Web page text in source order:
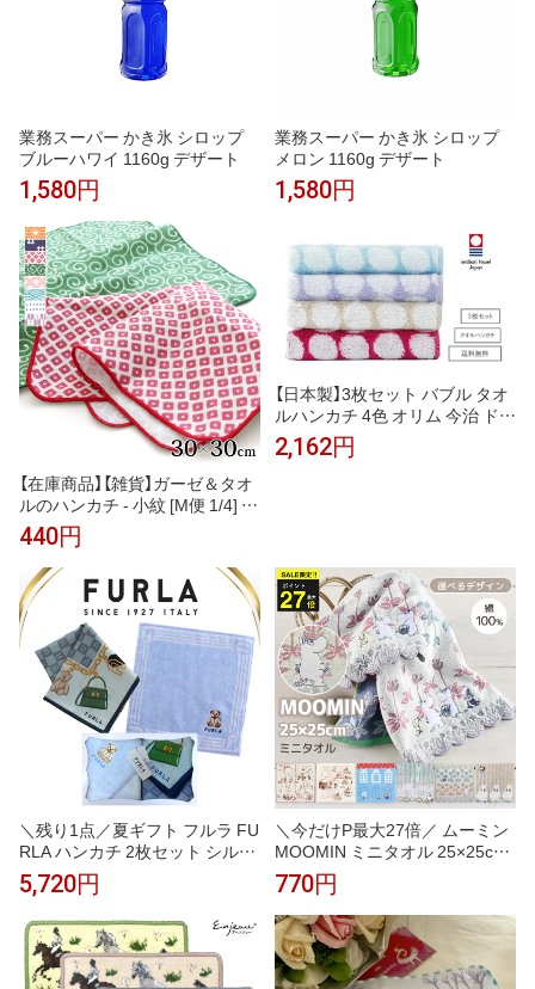
業務スーパー かき氷 シロップ
ブルーハワイ 1160g デザート
1,580円
業務スーパー かき氷 シロップ
メロン 1160g デザート
1,580円
【在庫商品】【雑貨】ガーゼ＆タオ
ルのハンカチ - 小紋 [M便 1/4] ハ
ンカチ はんかち かわいい レデ
ィース プレゼント ガーゼ パイ
ル 柔らか やわらか 使いやすい
吸水
440円
【日本製】3枚セット バブル タオ
ルハンカチ 4色 オリム 今治 ドッ
ト柄 水玉 ジャガード織り タオ
ル たおる ハンカチ はんかち コ
ギフト
2,162円
＼残り1点／夏ギフト フルラ FU
RLA ハンカチ 2枚セット シルク
混ハンカチ ブルー 58cm 大判 タ
オルハンカチ ブルー 23cm 高級
海外 イタリア レディース ブラ
ンド ギフト プレゼント 女性 人
気 おしゃれ フェミニン スタイ
リッシュ ラッピング対応 誕生日
5,720円
＼今だけP最大27倍／ ムーミン
MOOMIN ミニタオル 25×25cm
綿100％ ハンカチタオル 刺繍 北
欧 キャラクター コンパクトサイ
ズ 持ち歩き ポケットサイズ か
わいい おしゃれ 大人 子供 レデ
ィース メンズ プチギフト プレ
ゼント
770円